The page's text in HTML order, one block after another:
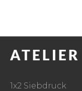
ATELIER
1x2 Siebdruck